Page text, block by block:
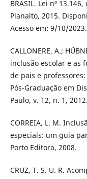
BRASIL. Lei nº
Planalto, 2015.
Acesso em: 9/10/2023.
CALLONERE, A.;
inclusão escolar e as
de pais e
Pós-Graduação em
Paulo, v. 12, n. 1, 2012.
CORREIA, L. M.
especiais: um guia
Porto Editora, 2008.
CRUZ, T. S. U. R.